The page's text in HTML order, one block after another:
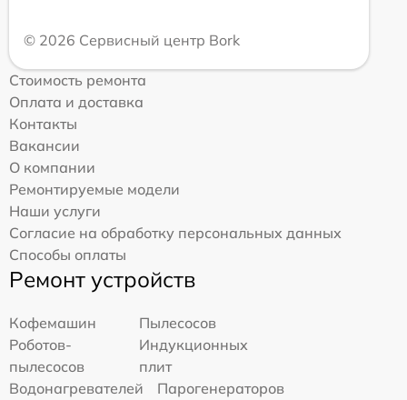
© 2026 Сервисный центр Bork
Стоимость ремонта
Оплата и доставка
Контакты
Вакансии
О компании
Ремонтируемые модели
Наши услуги
Согласие на обработку персональных данных
Способы оплаты
Ремонт устройств
Кофемашин
Пылесосов
Роботов-
пылесосов
Индукционных
плит
Водонагревателей
Парогенераторов